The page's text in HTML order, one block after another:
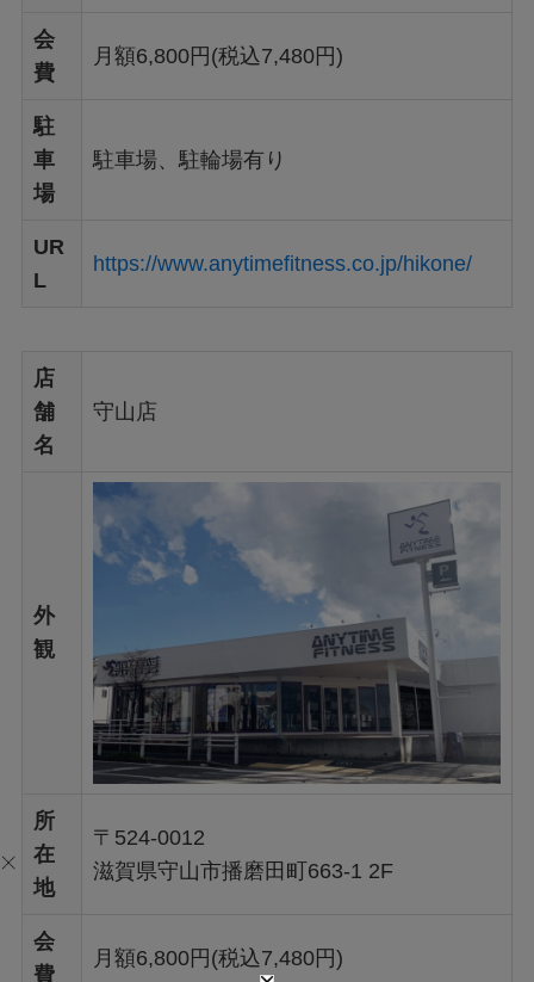
会
費
月額6,800円(税込7,480円)
駐
車
場
駐車場、駐輪場有り
UR
L
https://www.anytimefitness.co.jp/hikone/
店
舗
名
守山店
外
観
所
在
地
〒524-0012
滋賀県守山市播磨田町663-1 2F
会
費
月額6,800円(税込7,480円)